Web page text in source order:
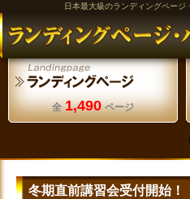
日本最大級のランディングページ
全 1,490 ページ
冬期直前講習会受付開始！